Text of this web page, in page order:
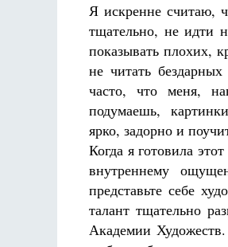
Я искренне считаю,
тщательно, не идти
показывать плохих,
не читать
часто, что меня,
подумаешь,
ярко, задорно и
Когда я готовила
внутреннему
представьте себе
талант тщательно
Академии